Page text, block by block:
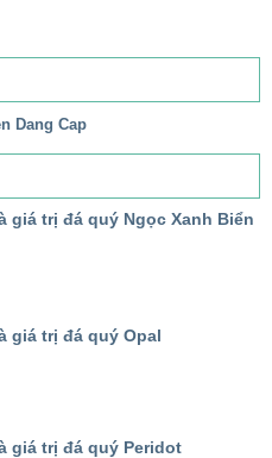
giá trị đá quý Ngọc Xanh Biển
giá trị đá quý Opal
giá trị đá quý Peridot